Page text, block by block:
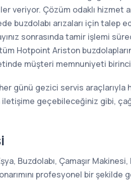
veriyor. Çözüm odaklı hizmet
buzdolabı arızaları için talep
sonrasında tamir işlemi
Hotpoint Ariston
müşteri memnuniyeti
günü gezici servis araçlarıyla
geçebileceğiniz gibi,
Buzdolabı, Çamaşır Makinesi,
profesyonel bir